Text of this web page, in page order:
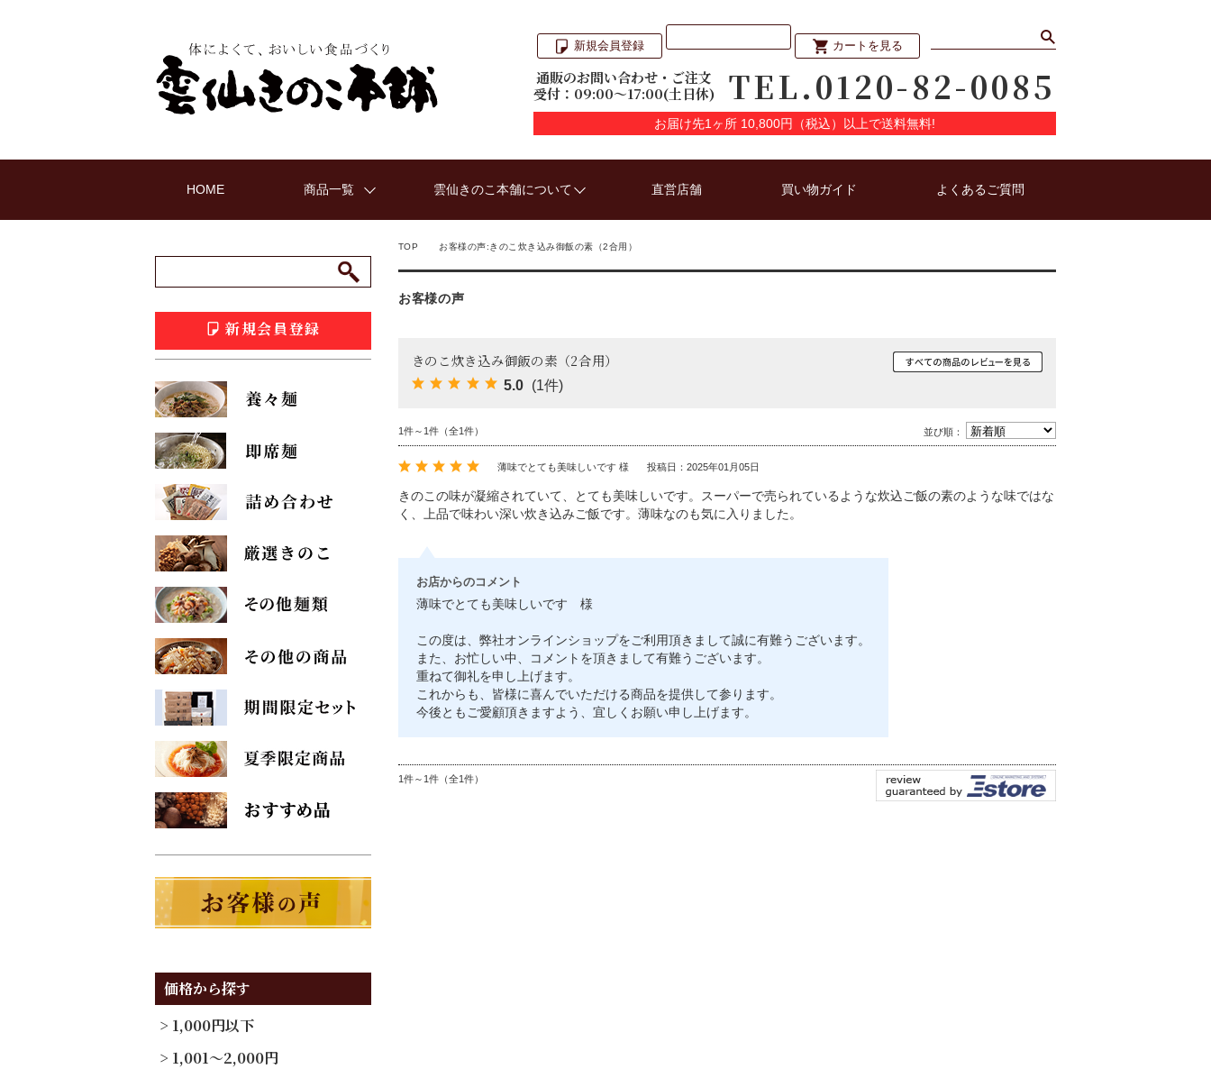
新規会員登録 カートを見る
通販のお問い合わせ・ご注文
受付：09:00〜17:00(土日休)
TEL.0120-82-0085
お届け先1ヶ所 10,800円（税込）以上で送料無料!
HOME 商品一覧 雲仙きのこ本舗について 直営店舗 買い物ガイド よくあるご質問
TOP お客様の声:きのこ炊き込み御飯の素（2合用）
お客様の声
きのこ炊き込み御飯の素（2合用）
5.0 (1件)
1件～1件（全1件） 並び順：
薄味でとても美味しいです 様 投稿日：2025年01月05日
きのこの味が凝縮されていて、とても美味しいです。スーパーで売られているような炊込ご飯の素のような味ではな
く、上品で味わい深い炊き込みご飯です。薄味なのも気に入りました。
お店からのコメント
薄味でとても美味しいです 様
この度は、弊社オンラインショップをご利用頂きまして誠に有難うございます。
また、お忙しい中、コメントを頂きまして有難うございます。
重ねて御礼を申し上げます。
これからも、皆様に喜んでいただける商品を提供して参ります。
今後ともご愛顧頂きますよう、宜しくお願い申し上げます。
1件～1件（全1件）
新規会員登録
価格から探す
1,000円以下
1,001～2,000円